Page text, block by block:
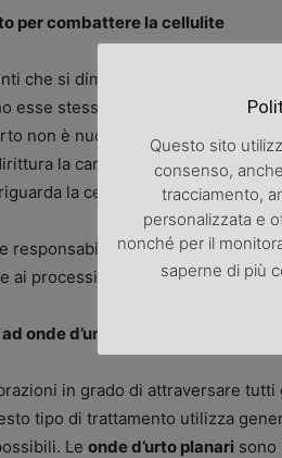
per combattere la cellulite
che si dimostrano di grande
esse stesse tra le più
non è nuovo. Sono stati
la cardiologia, ma il loro
la cellulite. Ma di certo non
responsabili del trasporto di
ai processi di riparazione tissutale.
onde d’urto per rimuovere la
in grado di attraversare
tipo di trattamento utilizza
Le onde d’urto planari sono
Questo sito
consenso,
tracciamento,
personalizzata e
nonché per il
saperne di più